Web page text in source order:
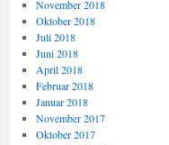
November 2018
Oktober 2018
Juli 2018
Juni 2018
April 2018
Februar 2018
Januar 2018
November 2017
Oktober 2017